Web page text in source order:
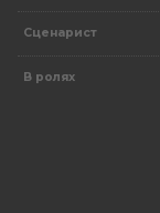
Сценарист
В ролях